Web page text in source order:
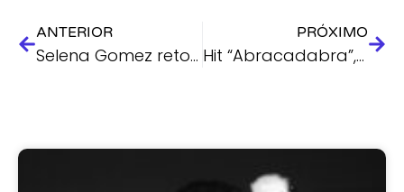
ANTERIOR
Selena Gomez retorna a ‘Hannah Montana’ em especial comemorativo de 20 anos da série
PRÓXIMO
Hit “Abracadabra”, de Lady Gaga, ganha versão brasileira inédita com voz de Ana Petkovic e produção do Brusa Funk